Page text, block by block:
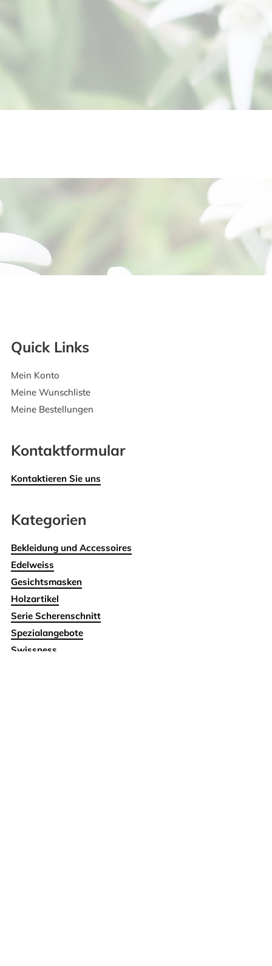
Quick Links
Mein Konto
Meine Wunschliste
Meine Bestellungen
Kontaktformular
Kontaktieren Sie uns
Kategorien
Bekleidung und Accessoires
Edelweiss
Gesichtsmasken
Holzartikel
Serie Scherenschnitt
Spezialangebote
Swissness